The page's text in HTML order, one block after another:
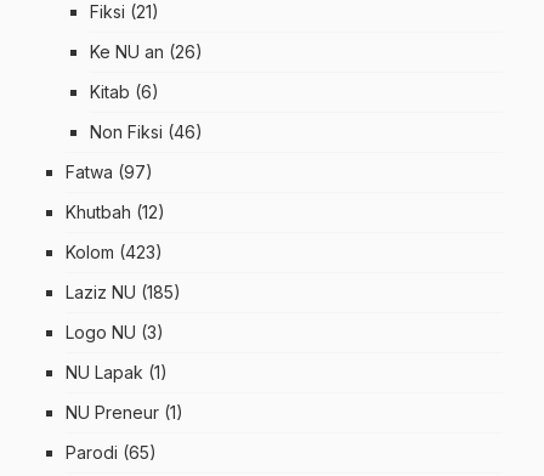
Fiksi (21)
Ke NU an (26)
Kitab (6)
Non Fiksi (46)
Fatwa (97)
Khutbah (12)
Kolom (423)
Laziz NU (185)
Logo NU (3)
NU Lapak (1)
NU Preneur (1)
Parodi (65)